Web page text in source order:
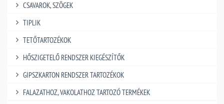
CSAVAROK, SZÖGEK
TIPLIK
TETŐTARTOZÉKOK
HŐSZIGETELŐ RENDSZER KIEGÉSZÍTŐK
GIPSZKARTON RENDSZER TARTOZÉKOK
FALAZATHOZ, VAKOLATHOZ TARTOZÓ TERMÉKEK